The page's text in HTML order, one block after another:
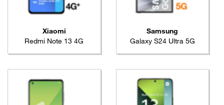
Xiaomi
Redmi Note 13 4G
Samsung
Galaxy S24 Ultra 5G